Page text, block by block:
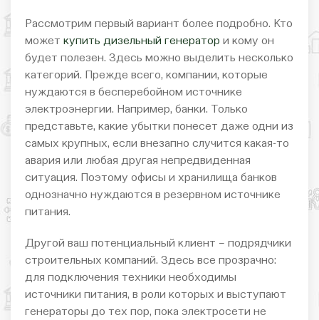
Рассмотрим первый вариант более подробно. Кто
может купить дизельный генератор и кому он
будет полезен. Здесь можно выделить несколько
категорий. Прежде всего, компании, которые
нуждаются в бесперебойном источнике
электроэнергии. Например, банки. Только
представьте, какие убытки понесет даже одни из
самых крупных, если внезапно случится какая-то
авария или любая другая непредвиденная
ситуация. Поэтому офисы и хранилища банков
однозначно нуждаются в резервном источнике
питания.
Другой ваш потенциальный клиент – подрядчики
строительных компаний. Здесь все прозрачно:
для подключения техники необходимы
источники питания, в роли которых и выступают
генераторы до тех пор, пока электросети не